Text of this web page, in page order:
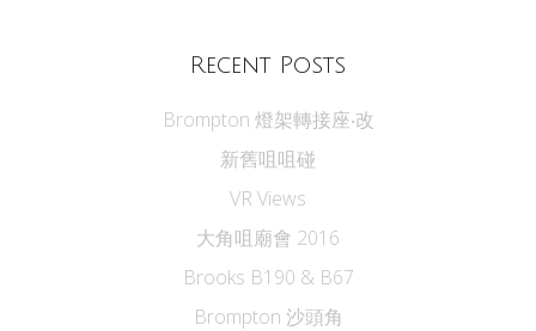
Recent Posts
Brompton 燈架轉接座‧改
新舊咀咀碰
VR Views
大角咀廟會 2016
Brooks B190 & B67
Brompton 沙頭角